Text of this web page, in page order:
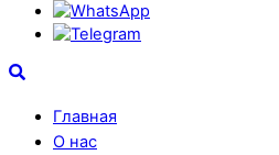
Search
Главная
О нас